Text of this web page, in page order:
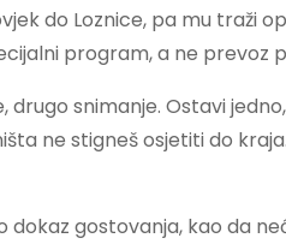
do Loznice, pa mu traži
program, a ne prevoz
snimanje. Ostavi
ne stigneš osjetiti do
dokaz gostovanja, kao da